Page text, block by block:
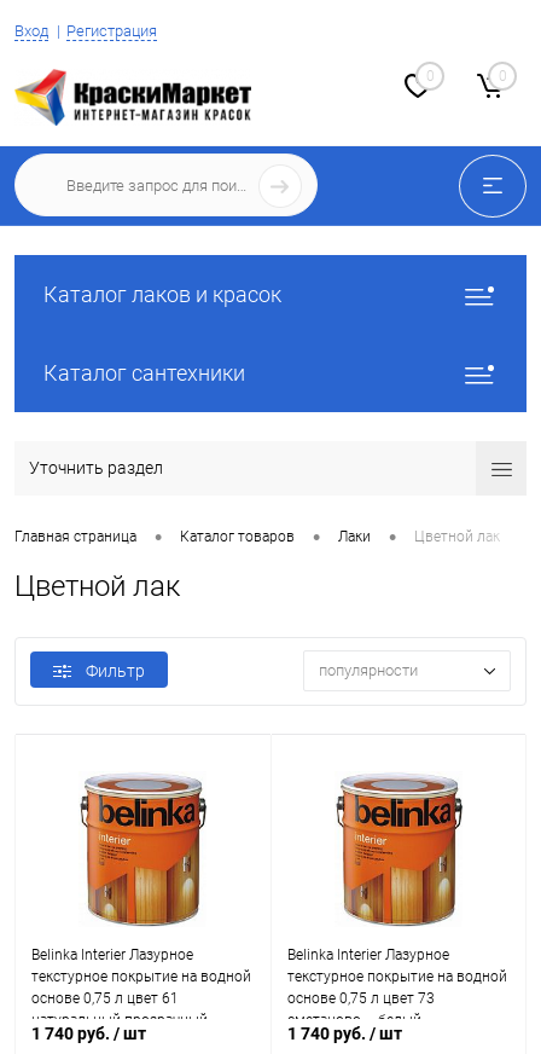
Вход Регистрация
0 0
Каталог лаков и красок
Каталог сантехники
Уточнить раздел
Главная страница • Каталог товаров • Лаки • Цветной лак
Цветной лак
Фильтр популярности
Belinka Interier Лазурное
текстурное покрытие на водной
основе 0,75 л цвет 61
натуральный прозрачный
1 740 руб. / шт
Belinka Interier Лазурное
текстурное покрытие на водной
основе 0,75 л цвет 73
сметаново – белый
1 740 руб. / шт